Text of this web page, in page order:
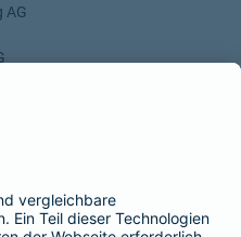
AG
AG
AG
Versicherungsprämie